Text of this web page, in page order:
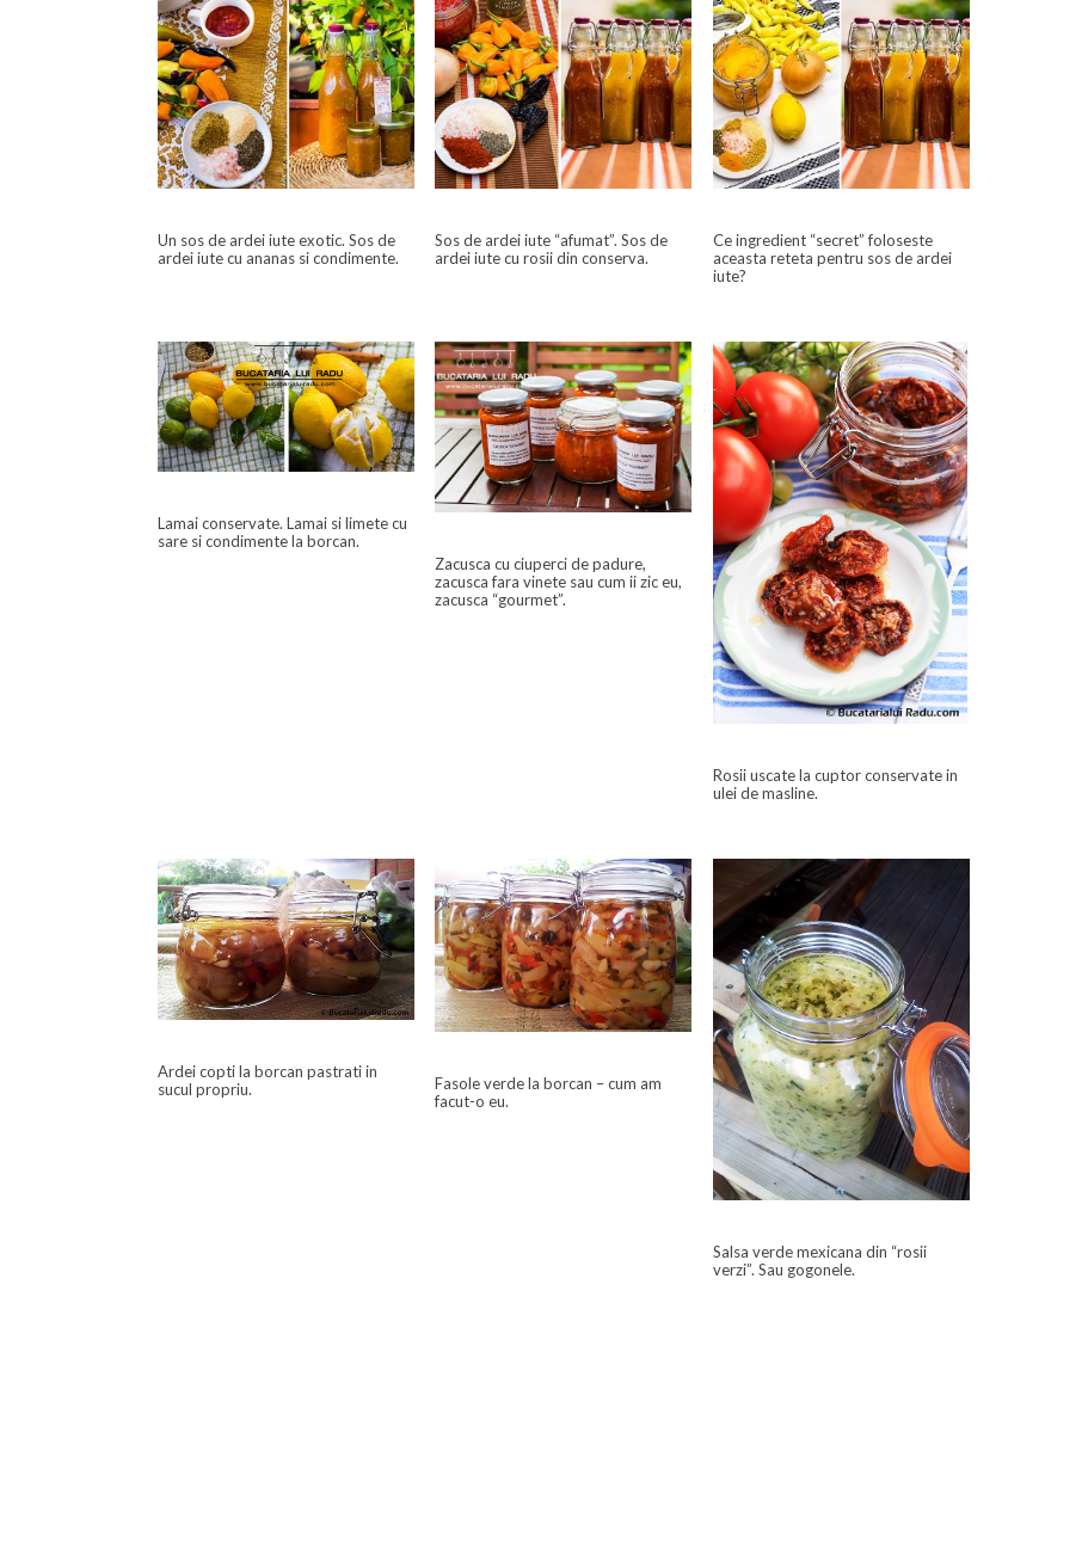
Un sos de ardei iute exotic. Sos de
ardei iute cu ananas si condimente.
Sos de ardei iute “afumat”. Sos de
ardei iute cu rosii din conserva.
Ce ingredient “secret” foloseste
aceasta reteta pentru sos de ardei
iute?
Lamai conservate. Lamai si limete cu
sare si condimente la borcan.
Zacusca cu ciuperci de padure,
zacusca fara vinete sau cum ii zic eu,
zacusca “gourmet”.
Rosii uscate la cuptor conservate in
ulei de masline.
Ardei copti la borcan pastrati in
sucul propriu.
Fasole verde la borcan – cum am
facut-o eu.
Salsa verde mexicana din “rosii
verzi”. Sau gogonele.